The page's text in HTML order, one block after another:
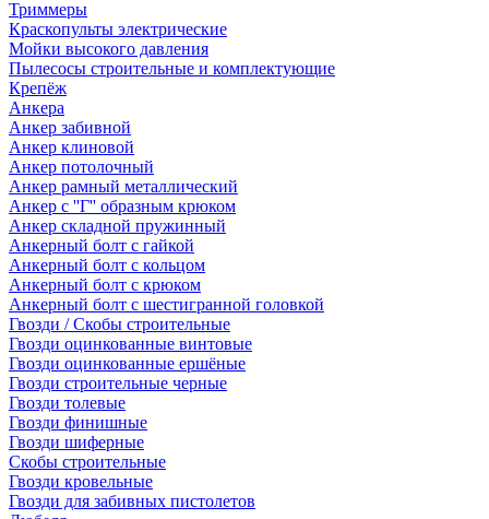
Триммеры
Краскопульты электрические
Мойки высокого давления
Пылесосы строительные и комплектующие
Крепёж
Анкера
Анкер забивной
Анкер клиновой
Анкер потолочный
Анкер рамный металлический
Анкер с ''Г'' образным крюком
Анкер складной пружинный
Анкерный болт с гайкой
Анкерный болт с кольцом
Анкерный болт с крюком
Анкерный болт с шестигранной головкой
Гвозди / Скобы строительные
Гвозди оцинкованные винтовые
Гвозди оцинкованные ершёные
Гвозди строительные черные
Гвозди толевые
Гвозди финишные
Гвозди шиферные
Скобы строительные
Гвозди кровельные
Гвозди для забивных пистолетов